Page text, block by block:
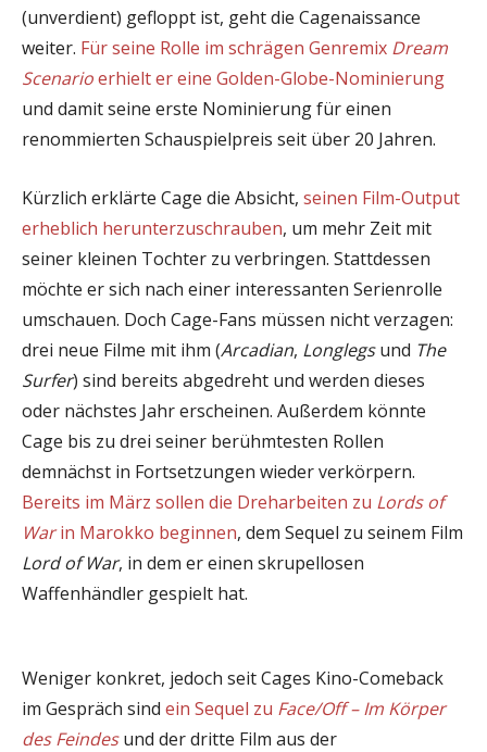
(unverdient) gefloppt ist, geht die Cagenaissance
weiter. Für seine Rolle im schrägen Genremix Dream
Scenarioerhielt er eine Golden-Globe-Nominierung
und damit seine erste Nominierung für einen
renommierten Schauspielpreis seit über 20 Jahren.
Kürzlich erklärte Cage die Absicht, seinen Film-Output
erheblich herunterzuschrauben, um mehr Zeit mit
seiner kleinen Tochter zu verbringen. Stattdessen
möchte er sich nach einer interessanten Serienrolle
umschauen. Doch Cage-Fans müssen nicht verzagen:
drei neue Filme mit ihm (Arcadian, Longlegsund The
Surfer) sind bereits abgedreht und werden dieses
oder nächstes Jahr erscheinen. Außerdem könnte
Cage bis zu drei seiner berühmtesten Rollen
demnächst in Fortsetzungen wieder verkörpern.
Bereits im März sollen die Dreharbeiten zu Lords of
Warin Marokko beginnen, dem Sequel zu seinem Film
Lord of War, in dem er einen skrupellosen
Waffenhändler gespielt hat.
Weniger konkret, jedoch seit Cages Kino-Comeback
im Gespräch sind ein Sequel zu Face/Off – Im Körper
des Feindesund der dritte Film aus der